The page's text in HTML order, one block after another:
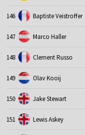
146 Baptiste Veistroffer
147 Marco Haller
148 Clement Russo
149 Olav Kooij
150 Jake Stewart
151 Lewis Askey